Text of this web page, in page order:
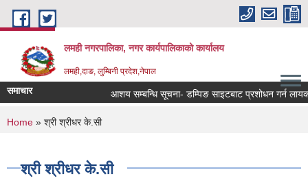
Skip to main content
लमही नगरपालिका, नगर कार्यपालिकाको कार्यालय
लमही,दाङ, लुम्बिनी प्रदेश,नेपाल
समाचार आशय सम्बन्धि सूचना- डम्पिङ साइटबाट प्रशोधन गर्न
You are here
Home » श्री श्रीधर के.सी
श्री श्रीधर के.सी